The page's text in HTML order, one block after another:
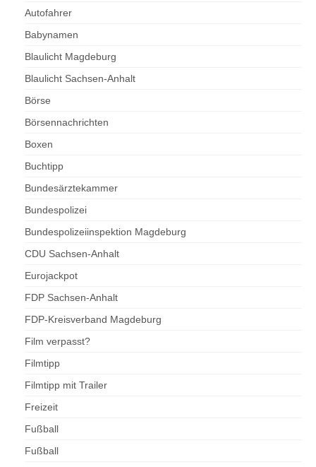
Autofahrer
Babynamen
Blaulicht Magdeburg
Blaulicht Sachsen-Anhalt
Börse
Börsennachrichten
Boxen
Buchtipp
Bundesärztekammer
Bundespolizei
Bundespolizeiinspektion Magdeburg
CDU Sachsen-Anhalt
Eurojackpot
FDP Sachsen-Anhalt
FDP-Kreisverband Magdeburg
Film verpasst?
Filmtipp
Filmtipp mit Trailer
Freizeit
Fußball
Fußball